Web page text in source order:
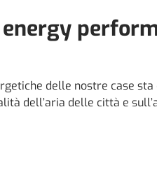
delle nostre case
dell’aria delle città e